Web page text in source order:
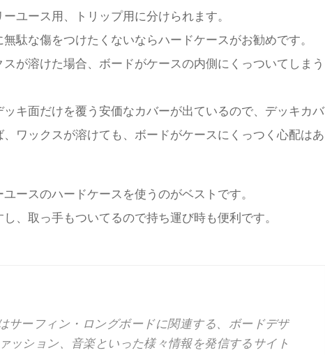
ユース用、トリップ用に分けられます。
駄な傷をつけたくないならハードケースがお勧めです。
が溶けた場合、ボードがケースの内側にくっついてしまう
キ面だけを覆う安価なカバーが出ているので、デッキカバ
ワックスが溶けても、ボードがケースにくっつく心配はあ
ースのハードケースを使うのがベストです。
、取っ手もついてるので持ち運び時も便利です。
サーフィン・ロングボードに関連する、ボードデザ
ッション、音楽といった様々情報を発信するサイト